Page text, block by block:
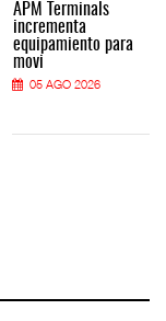
APM Terminals
incrementa
equipamiento para
movi
05 AGO 2026